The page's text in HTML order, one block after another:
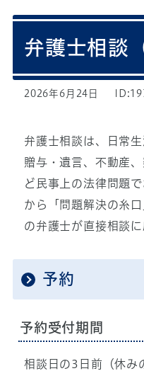
弁護士相談
2026年6月24日
弁護士相談は、日常
贈与・遺言、不動産
ど民事上の法律問題
から「問題解決の糸
の弁護士が直接相談に
予約
予約受付期間
相談日の3日前（休み